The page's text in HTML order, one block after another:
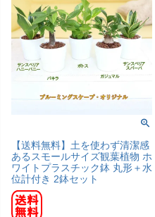
【送料無料】土を使わず清潔感
あるスモールサイズ観葉植物 ホ
ワイトプラスチック鉢 丸形＋水
位計付き 2鉢セット